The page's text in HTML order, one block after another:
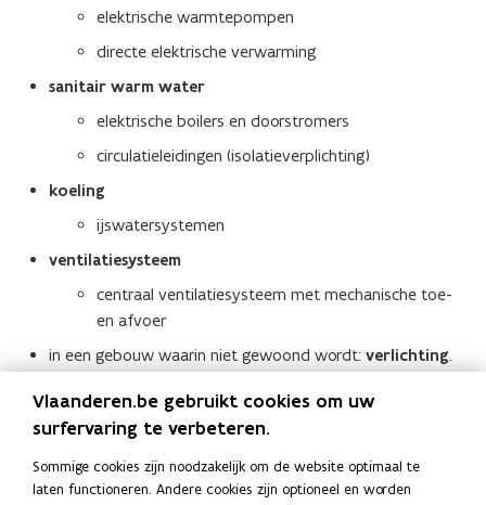
elektrische warmtepompen
directe elektrische verwarming
sanitair warm water
elektrische boilers en doorstromers
circulatieleidingen (isolatieverplichting)
koeling
ijswatersystemen
ventilatiesysteem
centraal ventilatiesysteem met mechanische toe-
en afvoer
in een gebouw waarin niet gewoond wordt: verlichting.
Bovendien is er een verplichte installatie van
energieverbruiksmetersvoorinstallaties met een groot
vermogen
Meer info
Vlaanderen.be gebruikt cookies om uw
surfervaring te verbeteren.
Sommige cookies zijn noodzakelijk om de website optimaal te
laten functioneren. Andere cookies zijn optioneel en worden